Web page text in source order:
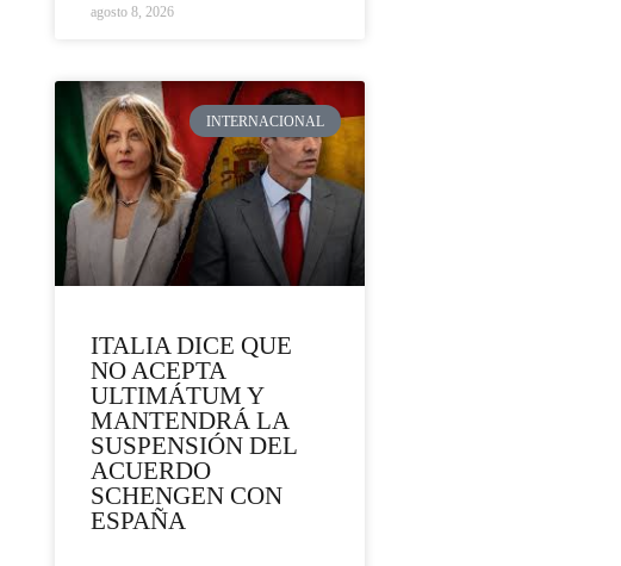
agosto 8, 2026
INTERNACIONAL
ITALIA DICE QUE
NO ACEPTA
ULTIMÁTUM Y
MANTENDRÁ LA
SUSPENSIÓN DEL
ACUERDO
SCHENGEN CON
ESPAÑA